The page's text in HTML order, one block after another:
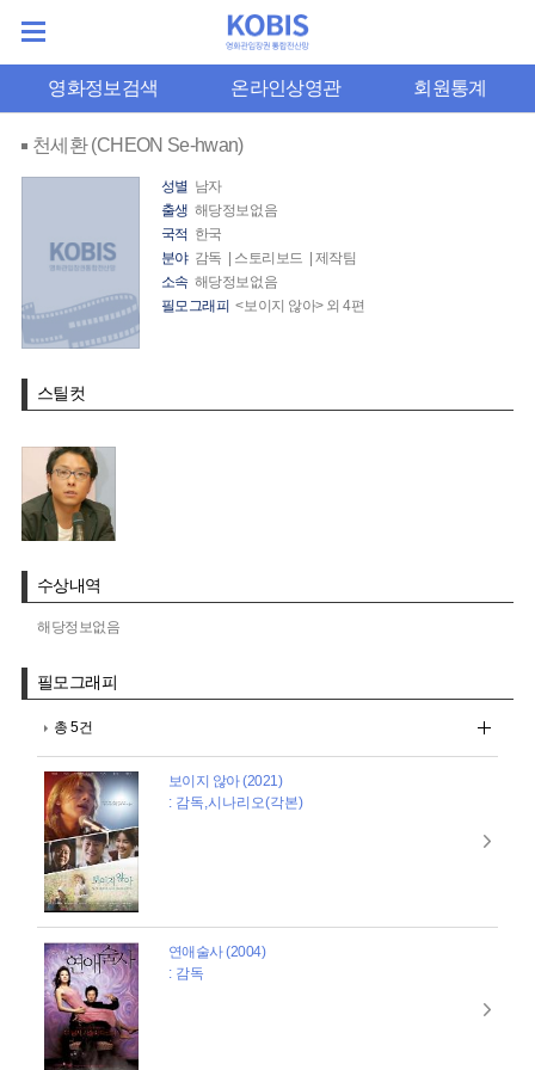
영화정보검색 온라인상영관 회원통계
천세환 (CHEON Se-hwan)
성별 남자
출생 해당정보없음
국적 한국
분야 감독 | 스토리보드 | 제작팀
소속 해당정보없음
필모그래피 <보이지 않아> 외 4편
스틸컷
수상내역
해당정보없음
필모그래피
총 5건
보이지 않아 (2021)
: 감독,시나리오(각본)
연애술사 (2004)
: 감독